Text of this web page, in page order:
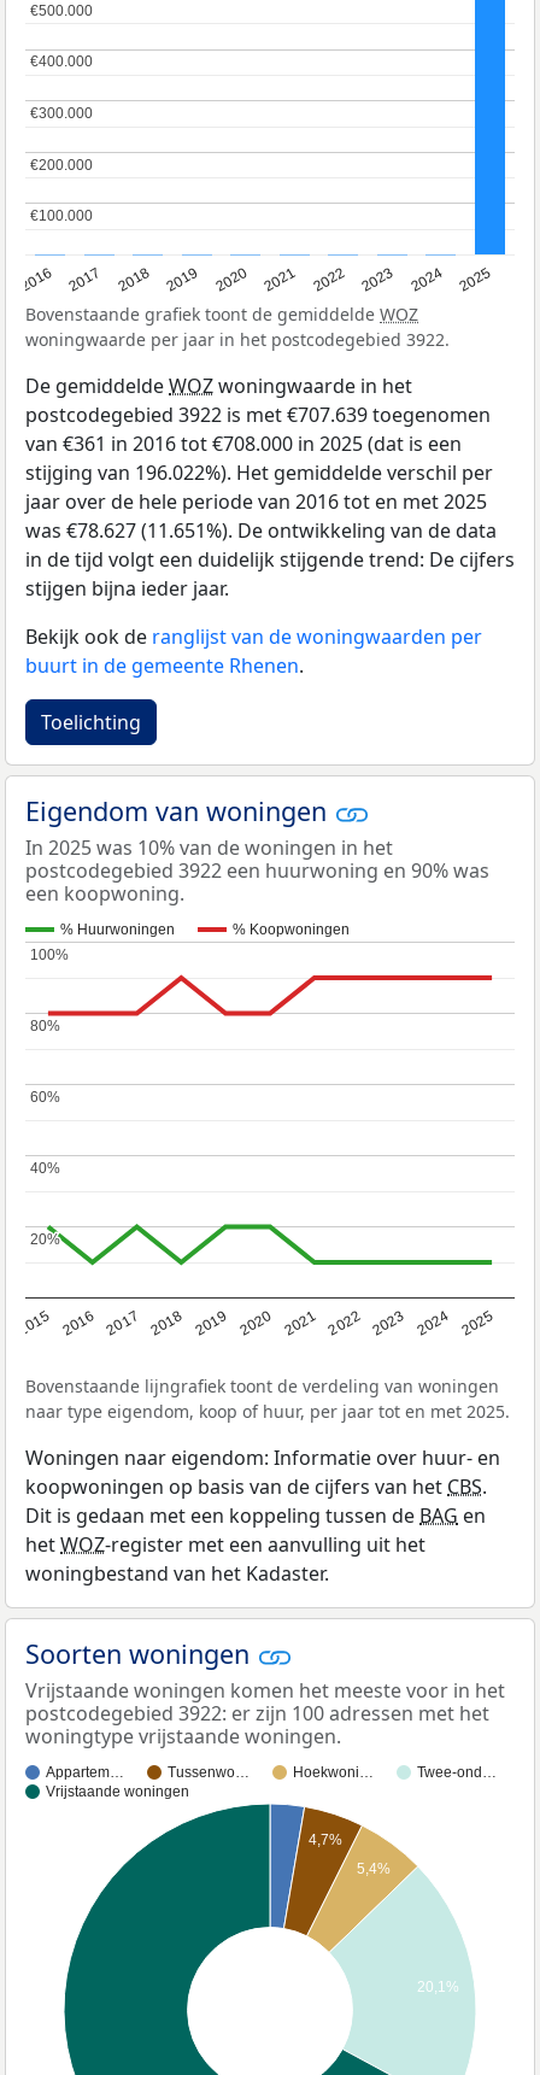
2016 2017 2018 2019 2020 2021 2022 2023 2024 2025
€100.000
€100.000
€200.000
€200.000
€300.000
€300.000
€400.000
€400.000
€500.000
€500.000
Bovenstaande grafiek toont de gemiddelde WOZ
woningwaarde per jaar in het postcodegebied 3922.
De gemiddeldeWOZwoningwaarde in het
postcodegebied 3922 is met €707.639 toegenomen
van €361 in 2016 tot €708.000 in 2025 (dat is een
stijging van 196.022%). Het gemiddelde verschil per
jaar over de hele periode van 2016 tot en met 2025
was €78.627 (11.651%). De ontwikkeling van de data
in de tijd volgt een duidelijk stijgende trend: De cijfers
stijgen bijna ieder jaar.
Bekijk ook de ranglijst van de woningwaarden per
buurt in de gemeente Rhenen.
Toelichting
Eigendom van woningen
In 2025 was 10% van de woningen in het
postcodegebied 3922 een huurwoning en 90% was
een koopwoning.
% Huurwoningen % Koopwoningen
2015 2016 2017 2018 2019 2020 2021 2022 2023 2024 2025
20%
20%
40%
40%
60%
60%
80%
80%
100%
100%
Bovenstaande lijngrafiek toont de verdeling van woningen
naar type eigendom, koop of huur, per jaar tot en met 2025.
Woningen naar eigendom: Informatie over huur- en
koopwoningen op basis van de cijfers van het CBS.
Dit is gedaan met een koppeling tussen de BAG en
hetWOZ-register met een aanvulling uit het
woningbestand van het Kadaster.
Soorten woningen
Vrijstaande woningen komen het meeste voor in het
postcodegebied 3922: er zijn 100 adressen met het
woningtype vrijstaande woningen.
Appartem… Tussenwo… Hoekwoni…
Twee-ond…
Vrijstaande woningen
4,7%
5,4%
20,1%